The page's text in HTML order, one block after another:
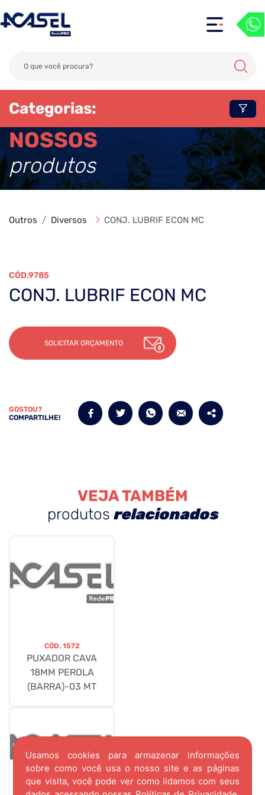
Usamos cookies para armazenar informações
sobre como você usa o nosso site e as páginas
que visita, você pode ver como lidamos com seus
Categorias:
NOSSOS
produtos
Outros Diversos CONJ. LUBRIF ECON MC
9785
CONJ. LUBRIF ECON MC
SOLICITAR ORÇAMENTO
GOSTOU?
COMPARTILHE!
VEJA TAMBÉM
produtos relacionados
CÓD. 1572
PUXADOR CAVA
18MM PEROLA
(BARRA)-03 MT